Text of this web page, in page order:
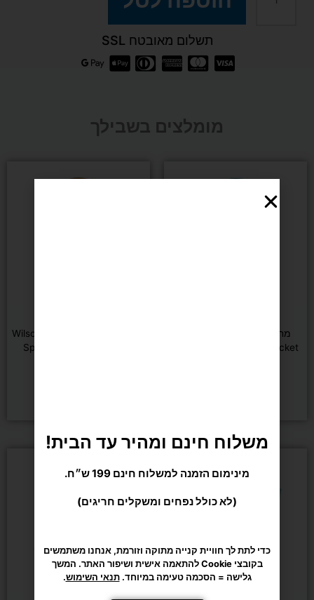
תשלום מאובטח SSL
מומלצים בשבילך
Intrigue Jr 25 Tennis Racket
מחבט טניס לילדים Wilson Burn
Spin Jr 25 Tennis Racket
משלוח חינם ומהיר עד הבית!
מינימום הזמנה למשלוח חינם 199 ש״ח.
(לא כולל נפחים ומשקלים חריגים)
כדי לתת לך חוויית קנייה מתוקה וזורמת, אנחנו משתמשים
בקובצי Cookie להתאמה אישית ושיפור האתר. המשך
גלישה = הסכמה טעימה במיוחד.תנאי השימוש.